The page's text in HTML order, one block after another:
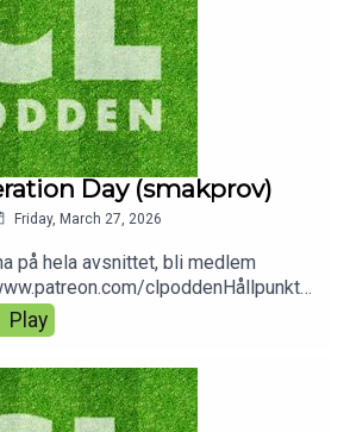
Day (smakprov)
Friday, March 27, 2026
på hela avsnittet, bli medlem
clpoddenHållpunkte
åttondelsfinalerna16:05 Inför
Vinnare/förlorare-lista
Play